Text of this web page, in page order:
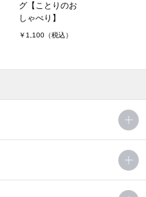
グ【ことりのお
しゃべり】
￥1,100（税込）